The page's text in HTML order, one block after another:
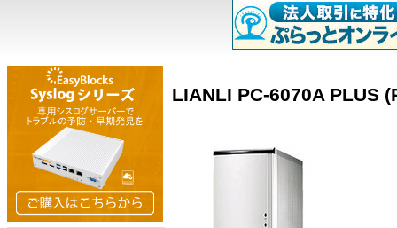
LIANLI PC-6070A PLUS